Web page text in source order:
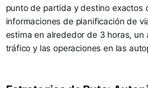
punto de partida y destino exactos
informaciones de planificación de
estima en alrededor de 3 horas,
tráfico y las operaciones en las